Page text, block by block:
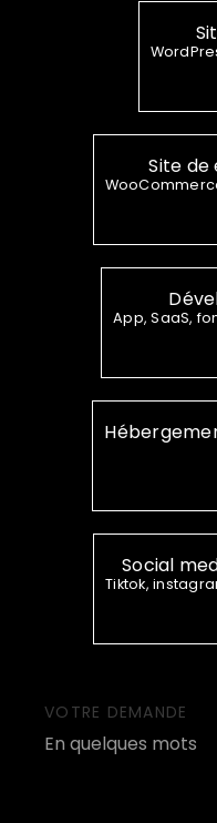
Site
App, SaaS,
Social
Tiktok,
VOTRE DEMANDE